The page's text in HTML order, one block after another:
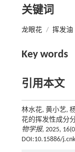
关键词
龙眼花 / 挥发油
Key words
引用本文
林水花, 黄小艺,
花的挥发性成分
物学报, 2025,
DOI:10.15886/